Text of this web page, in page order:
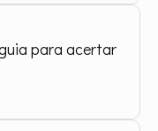
para acertar